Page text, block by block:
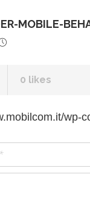
MOBILE-
0 likes
wp-